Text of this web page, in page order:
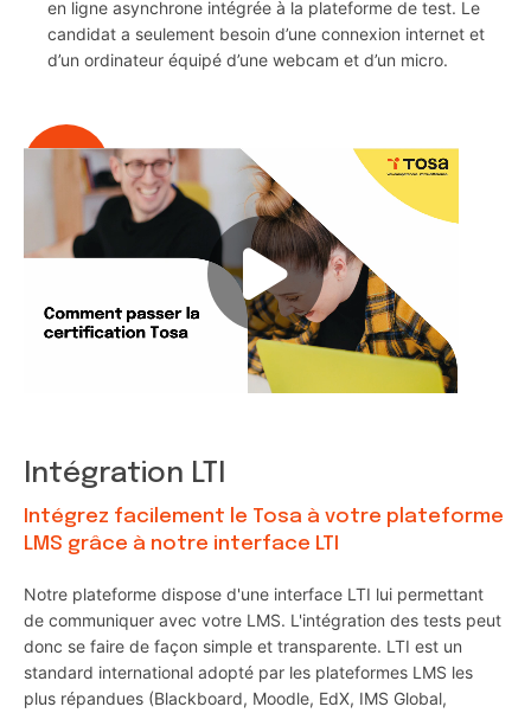
en ligne asynchrone intégrée à la plateforme de test. Le
candidat a seulement besoin d’une connexion internet et
d’un ordinateur équipé d’une webcam et d’un micro.
Intégration LTI
Intégrez facilement le Tosa à votre plateforme
LMS grâce à notre interface LTI
Notre plateforme dispose d'une interface LTI lui permettant
de communiquer avec votre LMS. L'intégration des tests peut
donc se faire de façon simple et transparente. LTI est un
standard international adopté par les plateformes LMS les
plus répandues (Blackboard, Moodle, EdX, IMS Global,